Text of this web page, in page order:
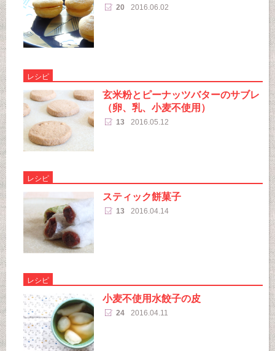
20 2016.06.02
レシピ
玄米粉とピーナッツバターのサブレ
（卵、乳、小麦不使用）
13 2016.05.12
レシピ
スティック餅菓子
13 2016.04.14
レシピ
小麦不使用水餃子の皮
24 2016.04.11